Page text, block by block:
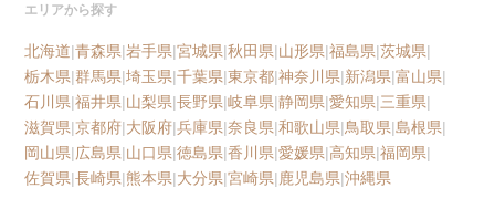
エリアから探す
北海道|青森県|岩手県|宮城県|秋田県|山形県|福島県|茨城県|
栃木県|群馬県|埼玉県|千葉県|東京都|神奈川県|新潟県|富山県|
石川県|福井県|山梨県|長野県|岐阜県|静岡県|愛知県|三重県|
滋賀県|京都府|大阪府|兵庫県|奈良県|和歌山県|鳥取県|島根県|
岡山県|広島県|山口県|徳島県|香川県|愛媛県|高知県|福岡県|
佐賀県|長崎県|熊本県|大分県|宮崎県|鹿児島県|沖縄県